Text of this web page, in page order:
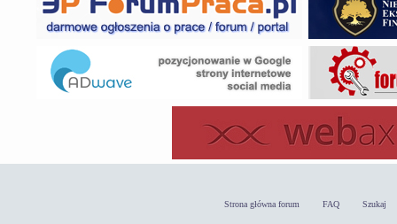
Strona główna forum FAQ Szukaj